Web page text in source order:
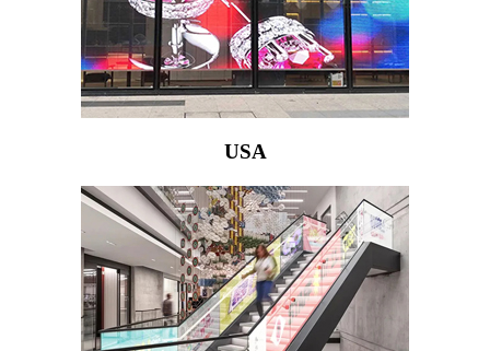
USA